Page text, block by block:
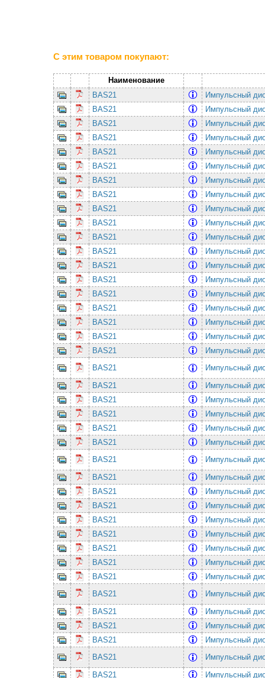
С этим товаром покупают:
Наименование
BAS21
Импульсный
BAS21
Импульсный
BAS21
Импульсный
BAS21
Импульсный
BAS21
Импульсный
BAS21
Импульсный
BAS21
Импульсный
BAS21
Импульсный
BAS21
Импульсный
BAS21
Импульсный
BAS21
Импульсный
BAS21
Импульсный
BAS21
Импульсный
BAS21
Импульсный
BAS21
Импульсный
BAS21
Импульсный
BAS21
Импульсный
BAS21
Импульсный
BAS21
Импульсный
BAS21
Импульсный
BAS21
Импульсный
BAS21
Импульсный
BAS21
Импульсный
BAS21
Импульсный
BAS21
Импульсный
BAS21
Импульсный
BAS21
Импульсный
BAS21
Импульсный
BAS21
Импульсный
BAS21
Импульсный
BAS21
Импульсный
BAS21
Импульсный
BAS21
Импульсный
BAS21
Импульсный
BAS21
Импульсный
BAS21
Импульсный
BAS21
Импульсный
BAS21
Импульсный
BAS21
Импульсный
BAS21
Импульсный